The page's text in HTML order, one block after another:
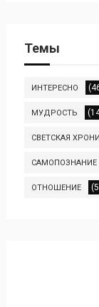
Темы
ИНТЕРЕСНО
МУДРОСТЬ
СВЕТСКАЯ
САМОПОЗНАНИЕ
ОТНОШЕНИЕ